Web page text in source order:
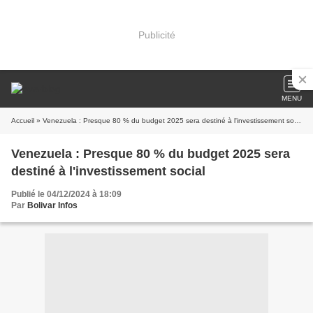
Publicité
MENU
Accueil » Venezuela : Presque 80 % du budget 2025 sera destiné à l'investissement social
Venezuela : Presque 80 % du budget 2025 sera
destiné à l'investissement social
Publié le 04/12/2024 à 18:09
Par Bolivar Infos